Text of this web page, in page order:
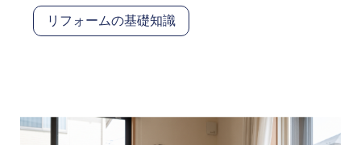
リフォームの基礎知識